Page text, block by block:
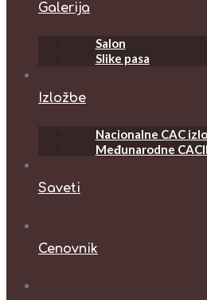
Galerija
Salon
Slike pasa
Izložbe
Nacionalne CAC
Međunarodne
Saveti
Cenovnik